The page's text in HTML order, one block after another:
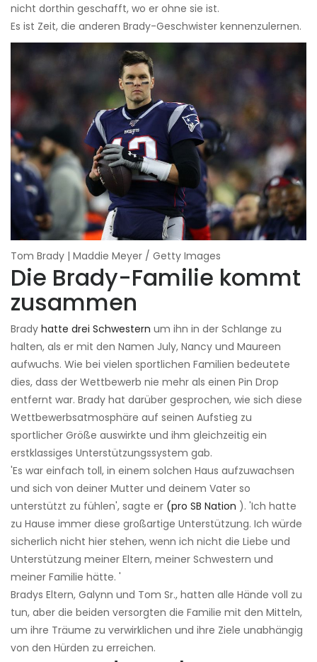
nicht dorthin geschafft, wo er ohne sie ist.
Es ist Zeit, die anderen Brady-Geschwister kennenzulernen.
Tom Brady | Maddie Meyer / Getty Images
Die Brady-Familie kommt
zusammen
Brady hatte drei Schwestern um ihn in der Schlange zu
halten, als er mit den Namen July, Nancy und Maureen
aufwuchs. Wie bei vielen sportlichen Familien bedeutete
dies, dass der Wettbewerb nie mehr als einen Pin Drop
entfernt war. Brady hat darüber gesprochen, wie sich diese
Wettbewerbsatmosphäre auf seinen Aufstieg zu
sportlicher Größe auswirkte und ihm gleichzeitig ein
erstklassiges Unterstützungssystem gab.
'Es war einfach toll, in einem solchen Haus aufzuwachsen
und sich von deiner Mutter und deinem Vater so
unterstützt zu fühlen', sagte er (pro SB Nation ). 'Ich hatte
zu Hause immer diese großartige Unterstützung. Ich würde
sicherlich nicht hier stehen, wenn ich nicht die Liebe und
Unterstützung meiner Eltern, meiner Schwestern und
meiner Familie hätte. '
Bradys Eltern, Galynn und Tom Sr., hatten alle Hände voll zu
tun, aber die beiden versorgten die Familie mit den Mitteln,
um ihre Träume zu verwirklichen und ihre Ziele unabhängig
von den Hürden zu erreichen.